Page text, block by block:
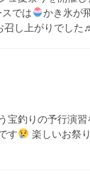
では
かき氷が
召し上がりでし
宝釣りの予行演習
す
楽しいお祭り